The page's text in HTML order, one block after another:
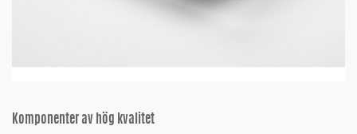
Komponenter av hög kvalitet